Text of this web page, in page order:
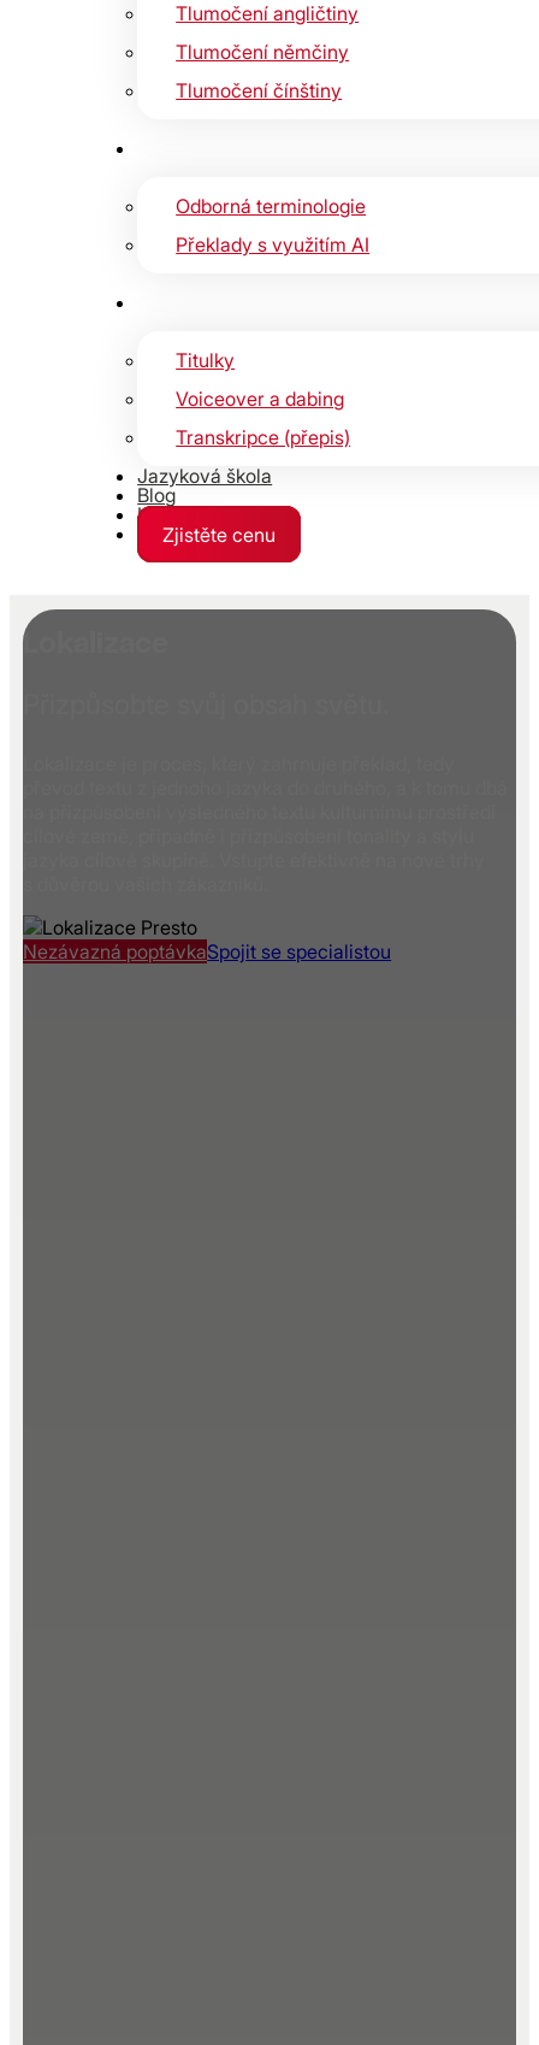
Tlumočení angličtiny
Tlumočení němčiny
Tlumočení čínštiny
Odborná terminologie
Překlady s využitím AI
Titulky
Voiceover a dabing
Transkripce (přepis)
Jazyková škola
Blog
Kontakty
Zjistěte cenu
Lokalizace
Nezávazná poptávkaSpojit se specialistou